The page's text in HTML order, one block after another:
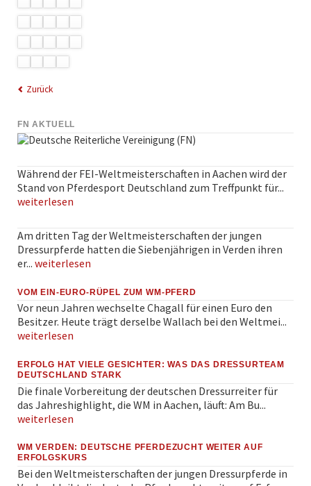
Zurück
FN AKTUELL
Während der FEI-Weltmeisterschaften in Aachen wird der
Stand von Pferdesport Deutschland zum Treffpunkt für...
weiterlesen
Am dritten Tag der Weltmeisterschaften der jungen
Dressurpferde hatten die Siebenjährigen in Verden ihren
er... weiterlesen
VOM EIN-EURO-RÜPEL ZUM WM-PFERD
Vor neun Jahren wechselte Chagall für einen Euro den
Besitzer. Heute trägt derselbe Wallach bei den Weltmei...
weiterlesen
ERFOLG HAT VIELE GESICHTER: WAS DAS DRESSURTEAM
DEUTSCHLAND STARK
Die finale Vorbereitung der deutschen Dressurreiter für
das Jahreshighlight, die WM in Aachen, läuft: Am Bu...
weiterlesen
WM VERDEN: DEUTSCHE PFERDEZUCHT WEITER AUF
ERFOLGSKURS
Bei den Weltmeisterschaften der jungen Dressurpferde in